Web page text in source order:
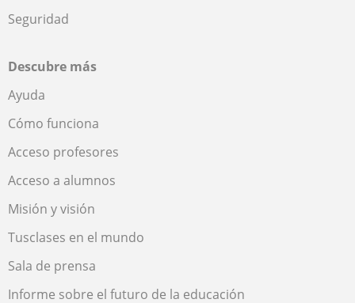
Seguridad
Descubre más
Ayuda
Cómo funciona
Acceso profesores
Acceso a alumnos
Misión y visión
Tusclases en el mundo
Sala de prensa
Informe sobre el futuro de la educación